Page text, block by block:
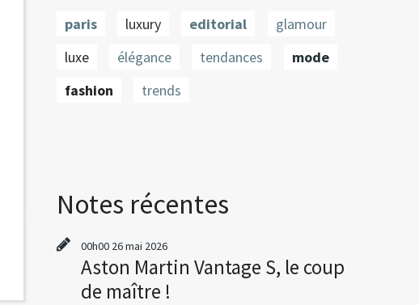
paris luxury editorial
glamour
luxe
élégance tendances
mode
fashion
trends
Notes récentes
00h00 26mai 2026
Aston Martin Vantage S, le coup
de maître !